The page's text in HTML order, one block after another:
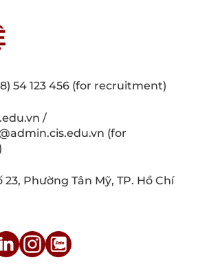
54 123 456 (for recruitment)
/
(for
Phường Tân Mỹ, TP. Hồ Chí